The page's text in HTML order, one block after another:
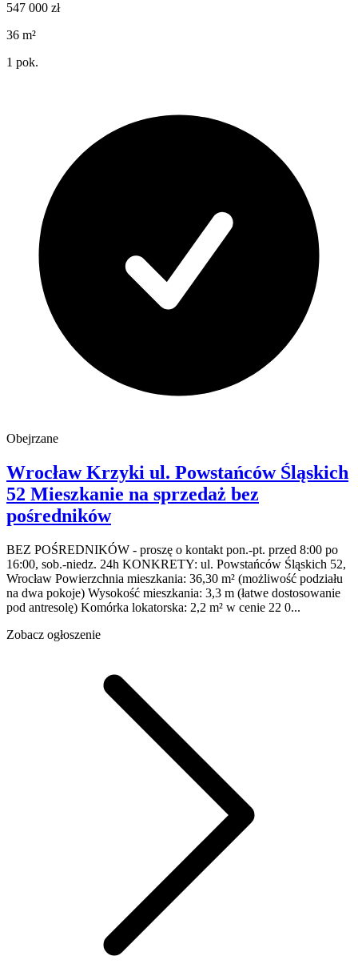
547 000 zł
36 m²
1 pok.
Obejrzane
Wrocław Krzyki ul. Powstańców Śląskich
52 Mieszkanie na sprzedaż bez
pośredników
BEZ POŚREDNIKÓW - proszę o kontakt pon.-pt. przed 8:00 po
16:00, sob.-niedz. 24h KONKRETY: ul. Powstańców Śląskich 52,
Wrocław Powierzchnia mieszkania: 36,30 m² (możliwość podziału
na dwa pokoje) Wysokość mieszkania: 3,3 m (łatwe dostosowanie
pod antresolę) Komórka lokatorska: 2,2 m² w cenie 22 0...
Zobacz ogłoszenie